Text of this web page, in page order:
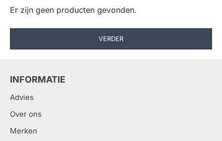
Er zijn geen producten gevonden.
VERDER
INFORMATIE
Advies
Over ons
Merken